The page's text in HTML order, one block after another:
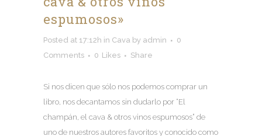
espumosos»
Posted at 17:12h in Cava by admin
0
Comments
0 Likes Share
Si nos dicen que sólo nos podemos comprar un
libro, nos decantamos sin dudarlo por “El
champán, el cava & otros vinos espumosos” de
uno de nuestros autores favoritos y conocido como